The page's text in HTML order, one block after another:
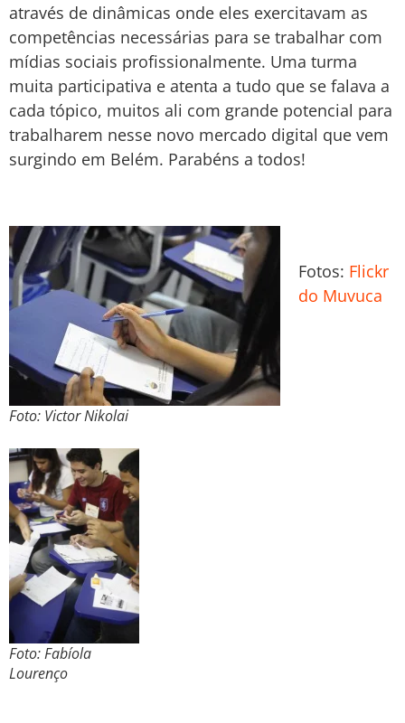
através de dinâmicas onde eles exercitavam as
competências necessárias para se trabalhar com
mídias sociais profissionalmente. Uma turma
muita participativa e atenta a tudo que se falava a
cada tópico, muitos ali com grande potencial para
trabalharem nesse novo mercado digital que vem
surgindo em Belém. Parabéns a todos!
Foto: Victor Nikolai
Foto: Fabíola
Lourenço
Fotos: Flickr
do Muvuca